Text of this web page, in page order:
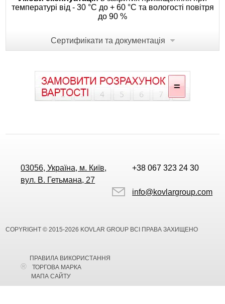
температурі від - 30 °С до + 60 °С та вологості повітря
до 90 %
Сертифиікати та документація
03056, Україна, м. Київ,
вул. В. Гетьмана, 27
+38 067 323 24 30
info@kovlargroup.com
COPYRIGHT © 2015-2026 KOVLAR GROUP ВСІ ПРАВА ЗАХИЩЕНО
ПРАВИЛА ВИКОРИСТАННЯ
ТОРГОВА МАРКА
МАПА САЙТУ